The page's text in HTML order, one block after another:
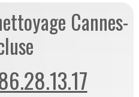
Cannes-